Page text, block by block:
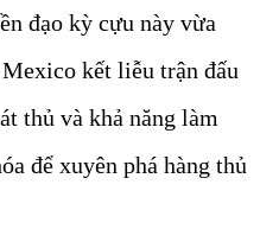
đạo kỳ cựu này vừa
kết liễu trận đấu
thủ và khả năng làm
để xuyên phá hàng thủ